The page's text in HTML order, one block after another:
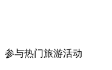
参与热门旅游活动